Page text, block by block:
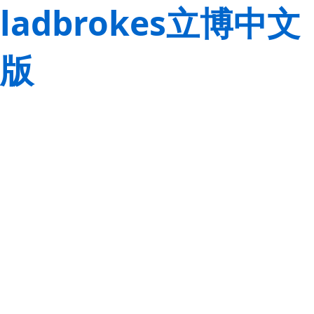
ladbrokes立博中文
版